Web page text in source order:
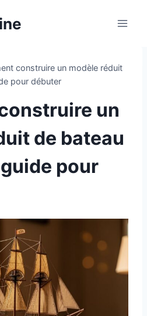
construire un modèle réduit
pour débuter
un
de bateau
pour